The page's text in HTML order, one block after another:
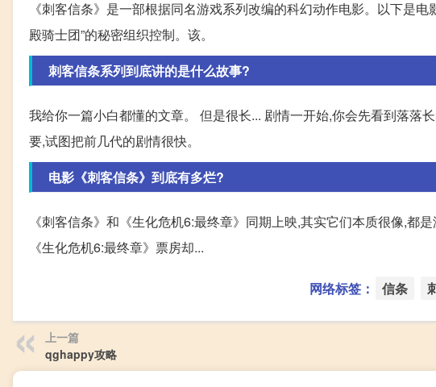
《刺客信条》是一部根据同名游戏系列改编的科幻动作电影。以下是
殿骑士团”的秘密组织控制。该。
刺客信条系列到底讲的是什么故事?
我给你一篇小白都懂的文章。 但是很长... 剧情一开始,你会先看到落落
要,试图把前几代的剧情很快。
电影《刺客信条》到底有多烂?
《刺客信条》和《生化危机6:最终章》同期上映,其实它们本质很像,都
《生化危机6:最终章》票房却...
网络标签： 信条
上一篇
qghappy攻略